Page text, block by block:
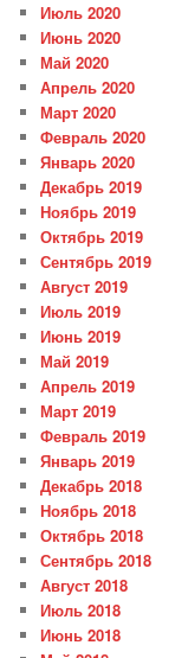
Июль 2020
Июнь 2020
Май 2020
Апрель 2020
Март 2020
Февраль 2020
Январь 2020
Декабрь 2019
Ноябрь 2019
Октябрь 2019
Сентябрь 2019
Август 2019
Июль 2019
Июнь 2019
Май 2019
Апрель 2019
Март 2019
Февраль 2019
Январь 2019
Декабрь 2018
Ноябрь 2018
Октябрь 2018
Сентябрь 2018
Август 2018
Июль 2018
Июнь 2018